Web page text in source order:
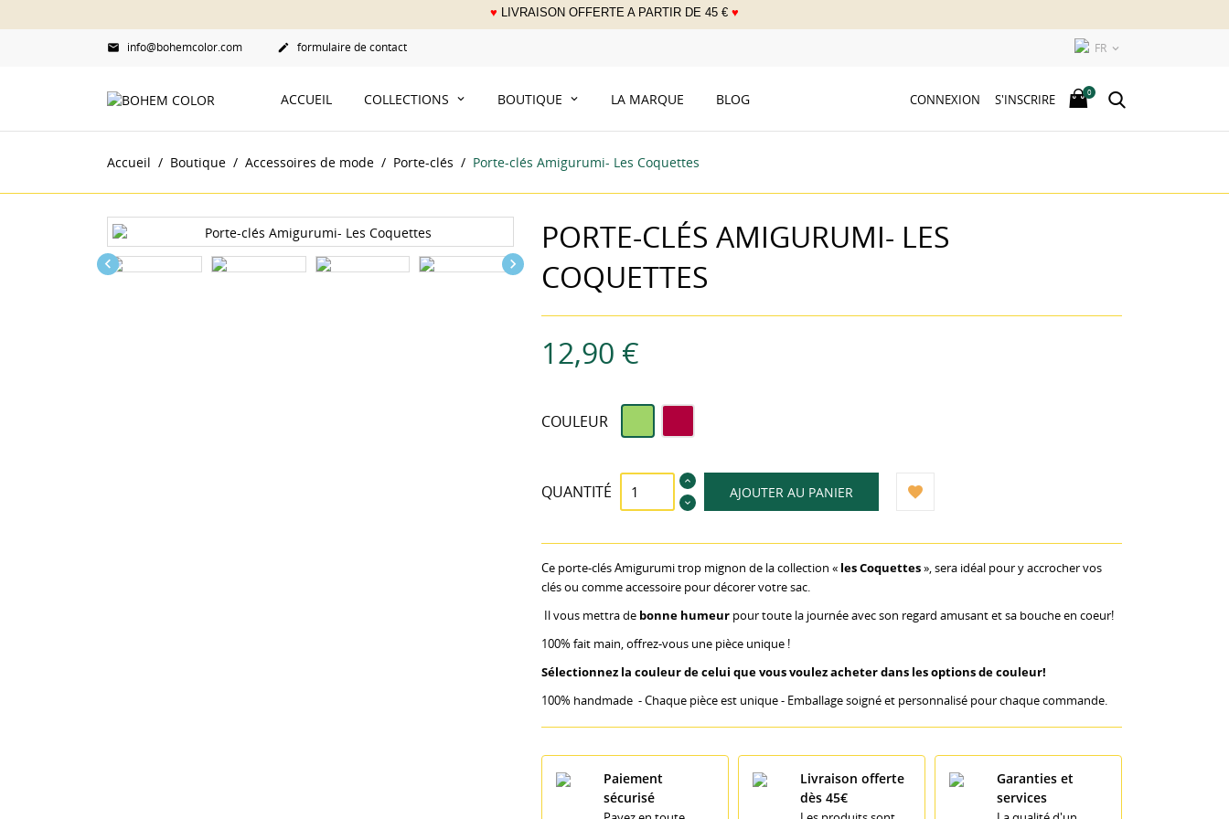
♥ LIVRAISON OFFERTE A PARTIR DE 45 € ♥
___
 info@bohemcolor.com  formulaire de contact FR 
ACCUEIL COLLECTIONS BOUTIQUE LA MARQUE BLOG CONNEXION S'INSCRIRE
0
Accueil Boutique Accessoires de mode Porte-clés Porte-clés Amigurumi- Les Coquettes
 
PORTE-CLÉS AMIGURUMI- LES
COQUETTES
12,90 €
COULEUR
QUANTITÉ AJOUTER AU PANIER
Ce porte-clés Amigurumi trop mignon de la collection « les Coquettes», sera idéal pour y accrocher vos
clés ou comme accessoire pour décorer votre sac.
Il vous mettra de bonne humeur pour toute la journée avec son regard amusant et sa bouche en coeur!
100% fait main, offrez-vous une pièce unique !
Sélectionnez la couleur de celui que vous voulez acheter dans les options de couleur!
100% handmade - Chaque pièce est unique - Emballage soigné et personnalisé pour chaque commande.
Paiement
sécurisé
Livraison offerte
dès 45€
Garanties et
services